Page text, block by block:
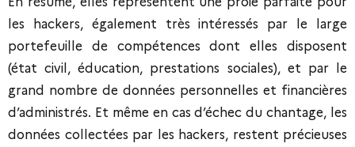
les hackers, également très intéressés par le large
portefeuille de compétences dont elles disposent
(état civil, éducation, prestations sociales), et par le
grand nombre de données personnelles et financières
d’administrés. Et même en cas d’échec du chantage, les
données collectées par les hackers, restent précieuses